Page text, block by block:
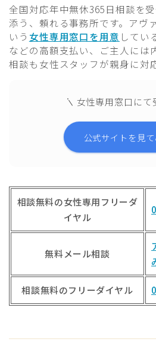
全国対応年中無休365日相談を
添う、頼れる事務所です。アヴ
いう 女性専用窓口を用意 してい
などの高額支払い、ご主人には
相談も女性スタッフが親身に対
女性専用窓口にて
公式サイトを見て
相談無料の女性専用フリーダ
イヤル
無料メール相談
相談無料のフリーダイヤル